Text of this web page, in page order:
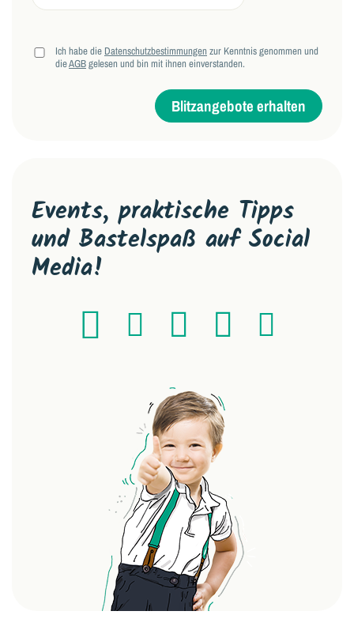
Ich habe die Datenschutzbestimmungen zur Kenntnis genommen und
dieAGBgelesen und bin mit ihnen einverstanden.
Blitzangebote erhalten
Events, praktische Tipps
und Bastelspaß auf Social
Media!